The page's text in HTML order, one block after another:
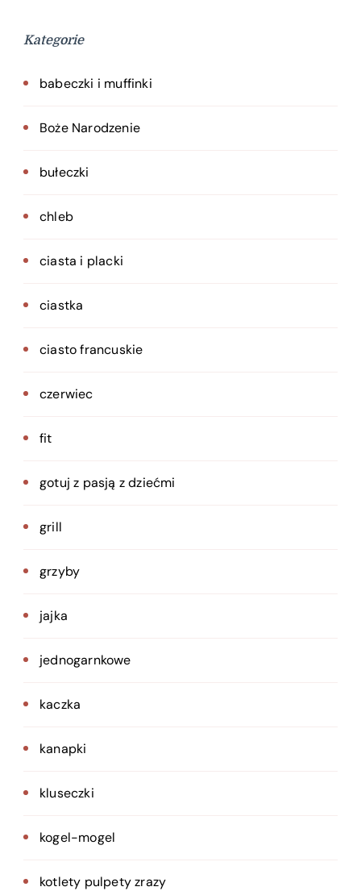
Kategorie
babeczki i muffinki
Boże Narodzenie
bułeczki
chleb
ciasta i placki
ciastka
ciasto francuskie
czerwiec
fit
gotuj z pasją z dziećmi
grill
grzyby
jajka
jednogarnkowe
kaczka
kanapki
kluseczki
kogel-mogel
kotlety pulpety zrazy